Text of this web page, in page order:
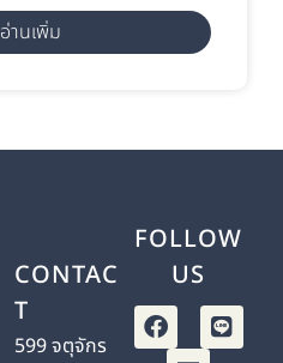
อ่านเพิ่ม
CONTAC
T
599 จตุจักร
FOLLOW
US